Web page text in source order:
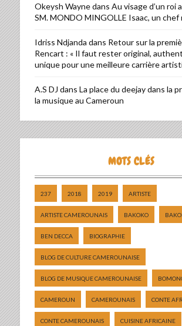
Okeysh Waynedans Au visage d’un roi
SM. MONDO MINGOLLE Isaac, un chef
Idriss Ndjanda dans Retour sur la
Rencart : « Il faut rester original,
unique pour une meilleure carrière
A.S DJ dans La place du deejay dans la
la musique au Cameroun
MOTS CLÉS
237 2018 2019 ARTISTE
ARTISTE CAMEROUNAIS BAKOKO
BEN DECCA BIOGRAPHIE
BLOG DE CULTURE CAMEROUNAISE
BLOG DE MUSIQUE CAMEROUNAISE
CAMEROUN CAMEROUNAIS CONTE
CONTE CAMEROUNAIS CUISINE AFRICAINE